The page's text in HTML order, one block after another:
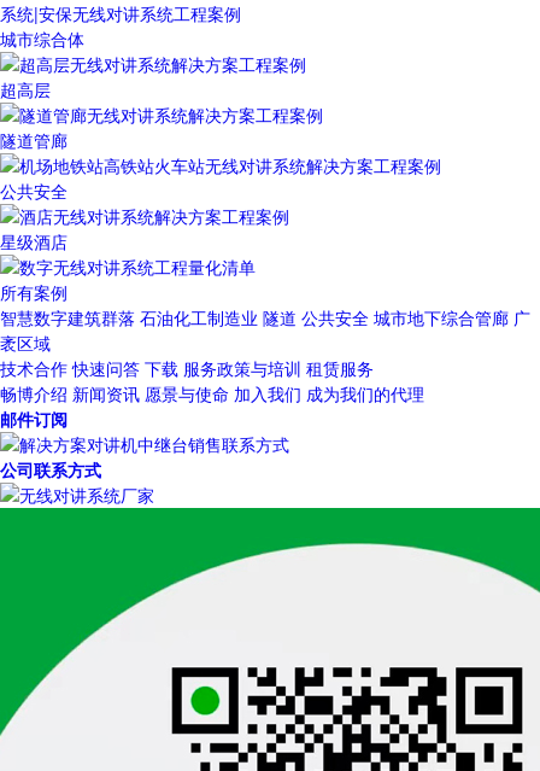
城市综合体
超高层
隧道管廊
公共安全
星级酒店
所有案例
智慧数字建筑群落 石油化工制造业 隧道 公共安全 城市地下综合管廊 广
袤区域
技术合作 快速问答 下载 服务政策与培训 租赁服务
畅博介绍 新闻资讯 愿景与使命 加入我们 成为我们的代理
邮件订阅
公司联系方式